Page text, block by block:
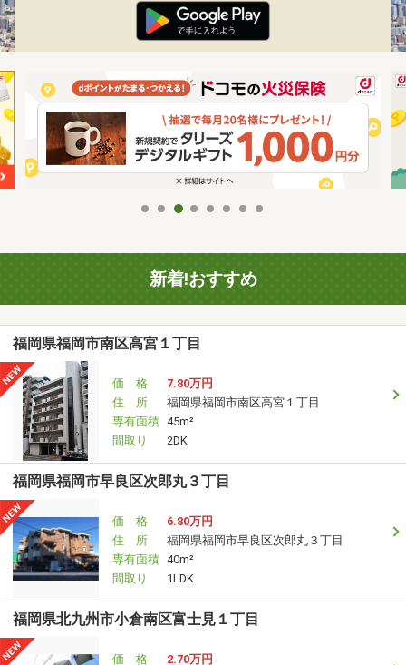
新着!おすすめ
福岡県福岡市南区高宮１丁目
価 格
7.80万円
住 所
福岡県福岡市南区高宮１丁目
専有面積 45m²
間取り
2DK
福岡県福岡市早良区次郎丸３丁目
価 格
6.80万円
住 所
福岡県福岡市早良区次郎丸３丁目
専有面積 40m²
間取り
1LDK
福岡県北九州市小倉南区富士見１丁目
価 格
2.70万円